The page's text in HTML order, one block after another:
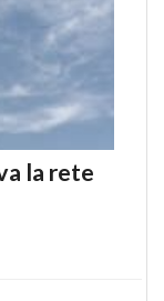
la rete